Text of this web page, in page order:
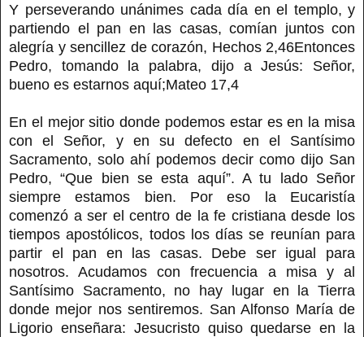
Y perseverando unánimes cada día en el templo, y
partiendo el pan en las casas, comían juntos con
alegría y sencillez de corazón, Hechos 2,46Entonces
Pedro, tomando la palabra, dijo a Jesús: Señor,
bueno es estarnos aquí;Mateo 17,4
En el mejor sitio donde podemos estar es en la misa
con el Señor, y en su defecto en el Santísimo
Sacramento, solo ahí podemos decir como dijo San
Pedro, “Que bien se esta aquí”. A tu lado Señor
siempre estamos bien. Por eso la Eucaristía
comenzó a ser el centro de la fe cristiana desde los
tiempos apostólicos, todos los días se reunían para
partir el pan en las casas. Debe ser igual para
nosotros. Acudamos con frecuencia a misa y al
Santísimo Sacramento, no hay lugar en la Tierra
donde mejor nos sentiremos. San Alfonso María de
Ligorio enseñara: Jesucristo quiso quedarse en la